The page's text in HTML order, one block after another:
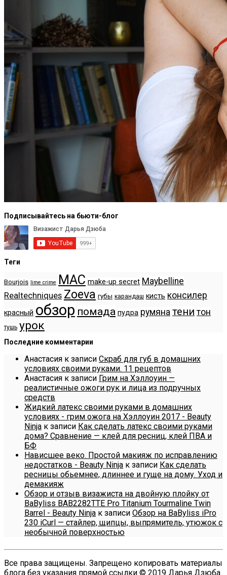
Подписывайтесь на бьюти-блог
Теги
Bourjois lime crime MAC make-up secret Maybelline
Realtechniques Zoeva губы карандаш кисть консилер
красный обзор помада пудра румяна тени тон
тушь урок
Последние комментарии
Анастасия к записи Скраб для губ в домашних
условиях своими руками. 11 рецептов
Анастасия к записи Грим на Хэллоуин —
реалистичные ожоги рук и лица из подручных
средств
Жидкий латекс своими руками в домашних
условиях - грим ожога на Хэллоуин 2017 - Beauty
Ninja к записи Как сделать латекс своими руками
дома? Сравнение — клей для ресниц, клей ПВА и
БФ
Нависшее веко. Простой макияж по исправлению
недостатков - Beauty Ninja к записи Как сделать
ресницы обьемнее, длиннее и гуще на дому. Уход и
демакияж
Обзор и отзыв визажиста на двойную плойку от
BaByliss BAB2282TTE Pro Titanium Tourmaline Twin
Barrel - Beauty Ninja к записи Обзор на BaByliss iPro
230 iCurl — стайлер, щипцы, выпрямитель, утюжок с
необычной поверхностью
Все права защищены. Запрещено копировать материалы
блога без указания прямой ссылки © 2019 Дарья Дзюба